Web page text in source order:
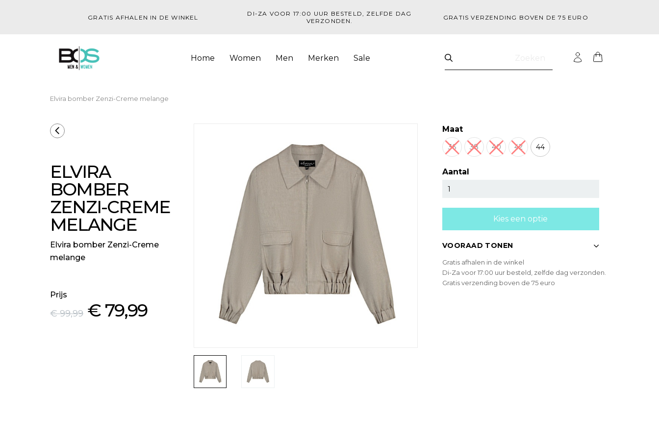
GRATIS AFHALEN IN DE WINKEL
DI-ZA VOOR 17:00 UUR BESTELD, ZELFDE DAG
VERZONDEN.
GRATIS VERZENDING BOVEN DE 75 EURO
Home Women Men Merken Sale
Elvira bomber Zenzi-Creme melange
ELVIRA
BOMBER
ZENZI-CREME
MELANGE
Elvira bomber Zenzi-Creme
melange
Prijs
€ 99,99 € 79,99
Maat
36 38 40 42 44
Aantal
Kies een optie
VOORAAD TONEN
Gratis afhalen in de winkel
Di-Za voor 17:00 uur besteld, zelfde dag verzonden.
Gratis verzending boven de 75 euro